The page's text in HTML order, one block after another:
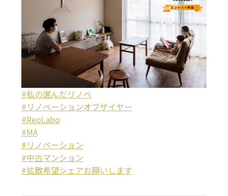
#私の選んだリノベ
#リノベーションオブザイヤー
#ReoLabo
#MA
#リノベーション
#中古マンション
#拡散希望シェアお願いします